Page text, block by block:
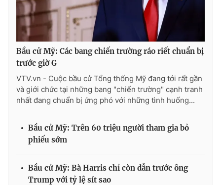
Bầu cử Mỹ: Các bang chiến trường ráo riết chuẩn bị
trước giờ G
VTV.vn - Cuộc bầu cử Tổng thống Mỹ đang tới rất gần
và giới chức tại những bang "chiến trường" cạnh tranh
nhất đang chuẩn bị ứng phó với những tình huống...
Bầu cử Mỹ: Trên 60 triệu người tham gia bỏ
phiếu sớm
Bầu cử Mỹ: Bà Harris chỉ còn dẫn trước ông
Trump với tỷ lệ sít sao